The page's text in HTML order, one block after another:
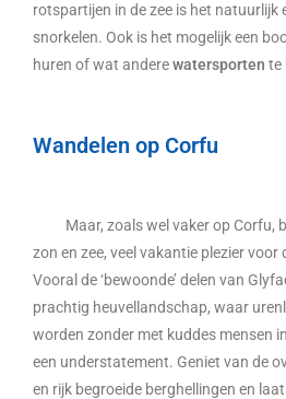
rotspartijen in de zee is het natuurlijk
snorkelen. Ook is het mogelijk een
huren of wat anderewatersporten te
Wandelen op Corfu
Maar, zoals wel vaker op Corfu,
zon en zee, veel vakantie plezier
Vooral de ‘bewoonde’ delen van
prachtig heuvellandschap, waar
worden zonder met kuddes mensen
een understatement. Geniet van de
en rijk begroeide berghellingen en